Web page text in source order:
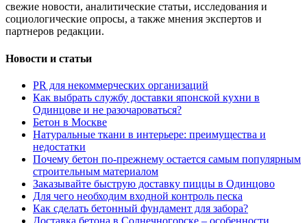
свежие новости, аналитические статьи, исследования и
социологические опросы, а также мнения экспертов и
партнеров редакции.
Новости и статьи
PR для некоммерческих организаций
Как выбрать службу доставки японской кухни в
Одинцове и не разочароваться?
Бетон в Москве
Натуральные ткани в интерьере: преимущества и
недостатки
Почему бетон по-прежнему остается самым популярным
строительным материалом
Заказывайте быструю доставку пиццы в Одинцово
Для чего необходим входной контроль песка
Как сделать бетонный фундамент для забора?
Доставка бетона в Солнечногорске – особенности